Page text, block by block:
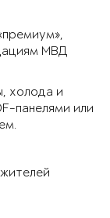
МВД
холода и
панелями или